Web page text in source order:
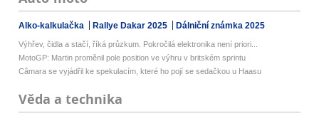
Alko-kalkulačka Rallye Dakar 2025 Dálniční známka 2025
Výhřev, čidla a stačí, říká průzkum. Pokročilá elektronika není priori...
MotoGP: Martin proměnil pole position ve výhru v britském sprintu
Câmara se vyjádřil ke spekulacím, které ho pojí se sedačkou u Haasu
Věda a technika